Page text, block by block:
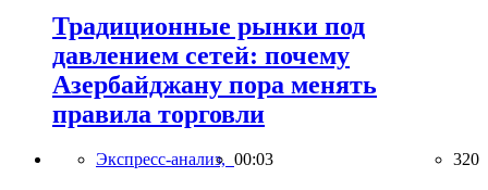
Традиционные рынки под
давлением сетей: почему
Азербайджану пора менять
правила торговли
Экспресс-анализ, 00:03 320